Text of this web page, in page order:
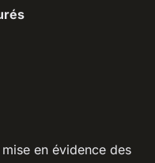
en évidence des